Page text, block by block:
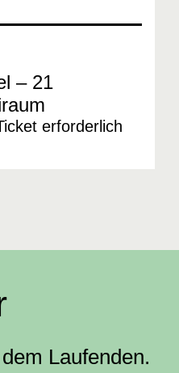
– 21
erforderlich
Laufenden.